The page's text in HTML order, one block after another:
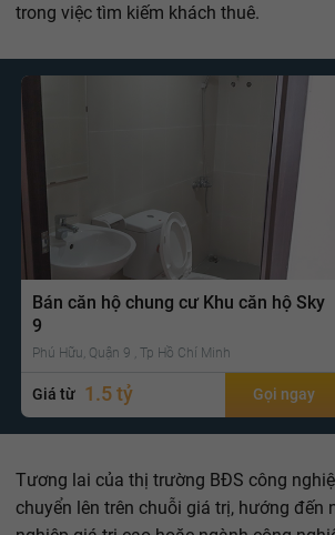
trong việc tìm kiếm khách thuê.
Bán căn hộ chung cư Khu căn hộ Sky
9
Phú Hữu, Quận 9 , Tp Hồ Chí Minh
Giá từ 1.5 tỷ Gọi ngay
Tương lai của thị trường BĐS công
chuyển lên trên chuỗi giá trị, hướng đến